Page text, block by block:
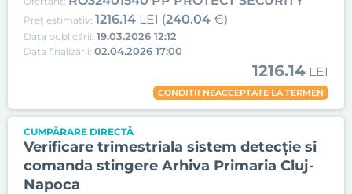
Preț estimativ: 1216.14 LEI (240.04 €)
Data publicării: 19.03.2026 12:12
Data finalizării: 02.04.2026 17:00
1216.14 LEI
CONDITII NEACCEPTATE LA TERMEN
CUMPĂRARE DIRECTĂ
Verificare trimestriala sistem detecție si
comanda stingere Arhiva Primaria Cluj-
Napoca